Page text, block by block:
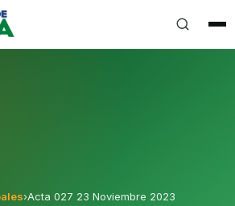
Descentralizado Municipal del
›Acta 027 23 Noviembre 2023